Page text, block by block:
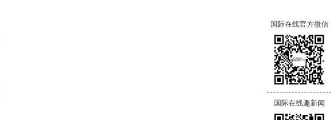
国际在线官方微信
国际在线趣新闻